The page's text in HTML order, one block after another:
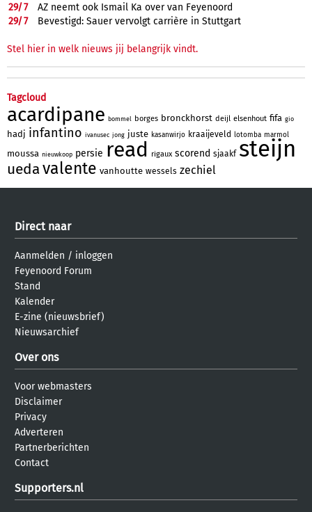
29/7
AZ neemt ook Ismail Ka over van Feyenoord
29/7 Bevestigd: Sauer vervolgt carrière in Stuttgart
Stel hier in welk nieuws jij belangrijk vindt.
Tagcloud
acardipane bommel borges bronckhorst deijl elsenhout fifa gio
hadj infantino ivanusec jong juste kasanwirjo kraaijeveld lotomba marmol
moussa nieuwkoop persie read rigaux scorend sjaakf steijn
uedavalente vanhoutte wessels zechiel
Direct naar
Aanmelden / inloggen
Feyenoord Forum
Stand
Kalender
E-zine (nieuwsbrief)
Nieuwsarchief
Over ons
Voor webmasters
Disclaimer
Privacy
Adverteren
Partnerberichten
Contact
Supporters.nl